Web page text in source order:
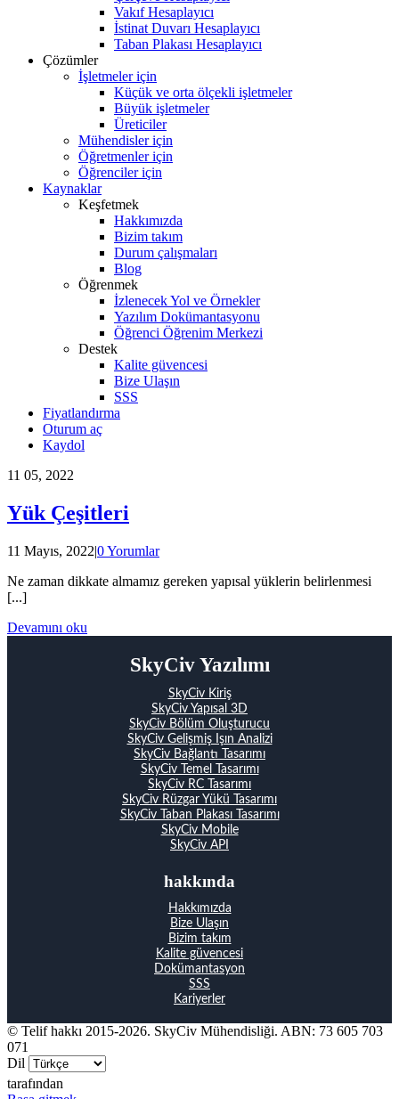
Vakıf Hesaplayıcı
İstinat Duvarı Hesaplayıcı
Taban Plakası Hesaplayıcı
Çözümler
İşletmeler için
Küçük ve orta ölçekli işletmeler
Büyük işletmeler
Üreticiler
Mühendisler için
Öğretmenler için
Öğrenciler için
Kaynaklar
Keşfetmek
Hakkımızda
Bizim takım
Durum çalışmaları
Blog
Öğrenmek
İzlenecek Yol ve Örnekler
Yazılım Dokümantasyonu
Öğrenci Öğrenim Merkezi
Destek
Kalite güvencesi
Bize Ulaşın
SSS
Fiyatlandırma
Oturum aç
Kaydol
11 05, 2022
Yük Çeşitleri
11 Mayıs, 2022|0 Yorumlar
Ne zaman dikkate almamız gereken yapısal yüklerin belirlenmesi
[...]
Devamını oku
SkyCiv Yazılımı
SkyCiv Kiriş
SkyCiv Yapısal 3D
SkyCiv Bölüm Oluşturucu
SkyCiv Gelişmiş Işın Analizi
SkyCiv Bağlantı Tasarımı
SkyCiv Temel Tasarımı
SkyCiv RC Tasarımı
SkyCiv Rüzgar Yükü Tasarımı
SkyCiv Taban Plakası Tasarımı
SkyCiv Mobile
SkyCiv API
hakkında
Hakkımızda
Bize Ulaşın
Bizim takım
Kalite güvencesi
Dokümantasyon
SSS
Kariyerler
© Telif hakkı 2015-2026. SkyCiv Mühendisliği. ABN: 73 605 703
071
Dil
tarafından